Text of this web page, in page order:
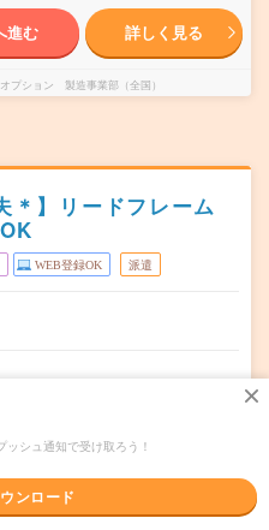
進む 詳しく見る
プション 製造事業部（全国）
＊】リードフレーム
WEB登録OK 派遣
大歓迎！
シュ通知で受け取ろう！
ンロード